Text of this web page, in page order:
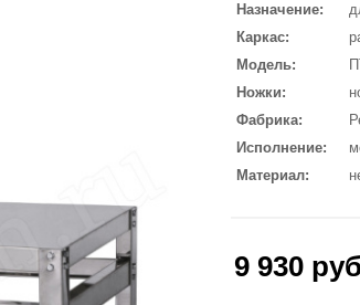
Назначение
Каркас
Модель
Ножки
Фабрика
Исполнение
Материал
9 930